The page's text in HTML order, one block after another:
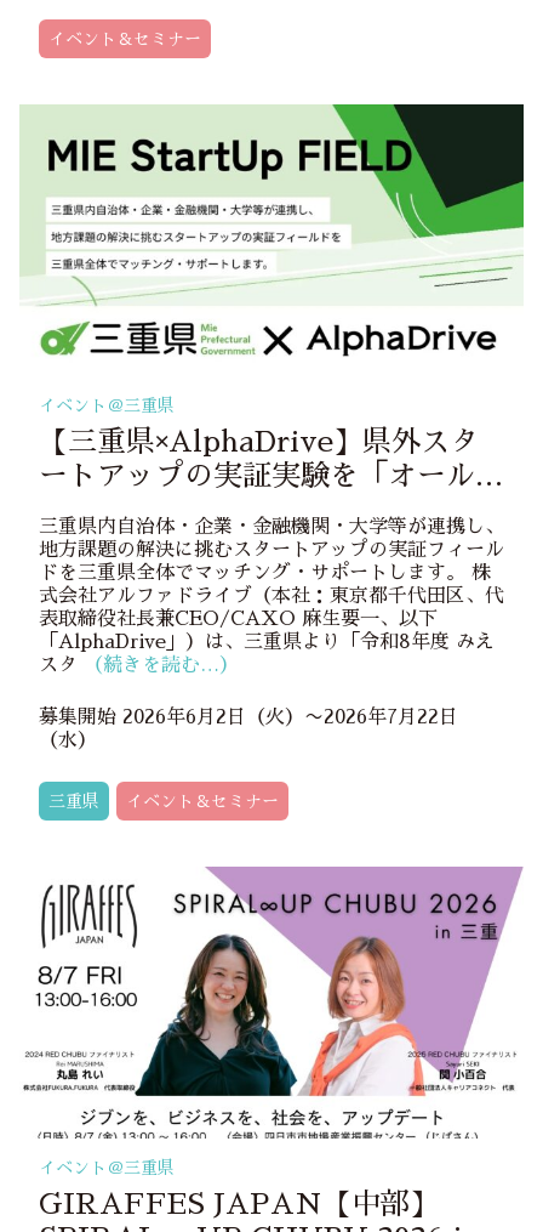
イベント＆セミナー
イベント＠ 三重県
【三重県×AlphaDrive】​​県外スタ
ートアップの実証実験を「オール三
重」で支援するプログラム「MIE
StartUp FIELD」を開始
三重県内自治体・企業・金融機関・大学等が連携し、
地方課題の解決に挑むスタートアップの実証フィール
ドを三重県全体でマッチング・サポートします。 株
式会社アルファドライブ（本社：東京都千代田区、代
表取締役社長兼CEO/CAXO 麻生要一、以下
「AlphaDrive」）は、三重県より「令和8年度 みえ
スタ
（続きを読む…）
募集開始 2026年6月2日（火）〜2026年7月22日
（水）
三重県 イベント＆セミナー
イベント＠ 三重県
GIRAFFES JAPAN【中部】